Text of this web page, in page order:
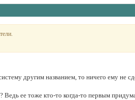
другим названием, то ничего ему не
ее тоже кто-то когда-то первым